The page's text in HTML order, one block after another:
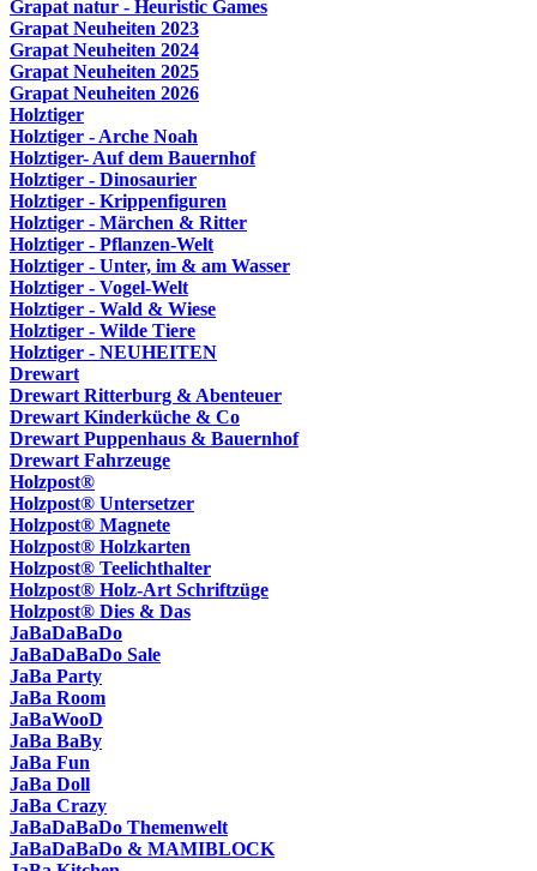
Grapat natur - Heuristic Games
Grapat Neuheiten 2023
Grapat Neuheiten 2024
Grapat Neuheiten 2025
Grapat Neuheiten 2026
Holztiger
Holztiger - Arche Noah
Holztiger- Auf dem Bauernhof
Holztiger - Dinosaurier
Holztiger - Krippenfiguren
Holztiger - Märchen & Ritter
Holztiger - Pflanzen-Welt
Holztiger - Unter, im & am Wasser
Holztiger - Vogel-Welt
Holztiger - Wald & Wiese
Holztiger - Wilde Tiere
Holztiger - NEUHEITEN
Drewart
Drewart Ritterburg & Abenteuer
Drewart Kinderküche & Co
Drewart Puppenhaus & Bauernhof
Drewart Fahrzeuge
Holzpost®
Holzpost® Untersetzer
Holzpost® Magnete
Holzpost® Holzkarten
Holzpost® Teelichthalter
Holzpost® Holz-Art Schriftzüge
Holzpost® Dies & Das
JaBaDaBaDo
JaBaDaBaDo Sale
JaBa Party
JaBa Room
JaBaWooD
JaBa BaBy
JaBa Fun
JaBa Doll
JaBa Crazy
JaBaDaBaDo Themenwelt
JaBaDaBaDo & MAMIBLOCK